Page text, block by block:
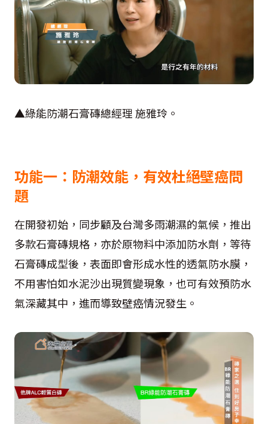
▲綠能防潮石膏磚總經理 施雅玲。
功能一：防潮效能，有效杜絕壁癌問
題
在開發初始，同步顧及台灣多雨潮濕的氣候，推出
多款石膏磚規格，亦於原物料中添加防水劑，等待
石膏磚成型後，表面即會形成水性的透氣防水膜，
不用害怕如水泥沙出現質變現象，也可有效預防水
氣深藏其中，進而導致壁癌情況發生。